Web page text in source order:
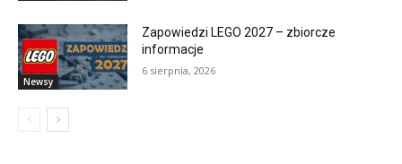
Newsy
Zapowiedzi LEGO 2027 – zbiorcze
informacje
6 sierpnia, 2026